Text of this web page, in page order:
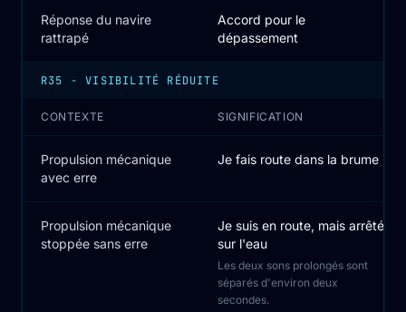
Réponse du navire
rattrapé
Accord pour le
dépassement
R35 - VISIBILITÉ RÉDUITE
CONTEXTE SIGNIFICATION
Propulsion mécanique
avec erre
Je fais route dans la brume
Propulsion mécanique
stoppée sans erre
Je suis en route, mais arrêté
sur l'eau
Les deux sons prolongés sont
séparés d'environ deux
secondes.